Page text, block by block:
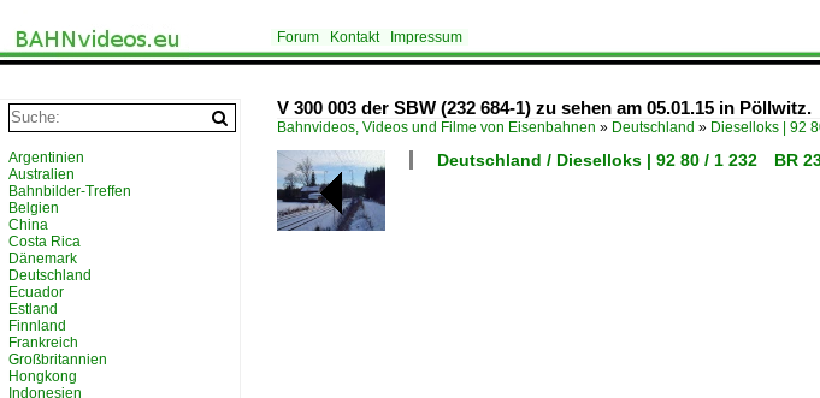
Forum Kontakt Impressum
V 300 003 der SBW (232 684-1) zu sehen am 05.01.15 in Pöllwitz.
Bahnvideos, Videos und Filme von Eisenbahnen » Deutschland » Dieselloks | 92
Deutschland / Dieselloks | 92 80 / 1 232 BR
Argentinien
Australien
Bahnbilder-Treffen
Belgien
China
Costa Rica
Dänemark
Deutschland
Ecuador
Estland
Finnland
Frankreich
Großbritannien
Hongkong
Indonesien